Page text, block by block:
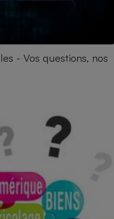
- Vos questions, nos